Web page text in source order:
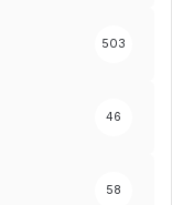
503
46
58